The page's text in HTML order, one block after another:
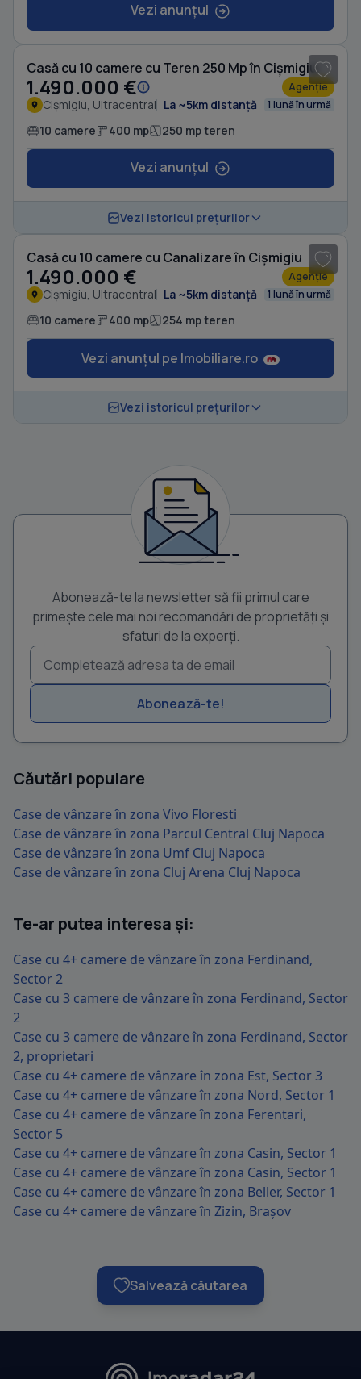
Vezi anunțul
Casă cu 10 camere cu Teren 250 Mp în Cișmigiu
1.490.000 € Agenție
Cișmigiu, Ultracentral La ~5km distanță 1 lună în urmă
10 camere 400 mp 250 mp teren
Vezi anunțul
Vezi istoricul prețurilor
Casă cu 10 camere cu Canalizare în Cișmigiu
1.490.000 € Agenție
Cișmigiu, Ultracentral La ~5km distanță 1 lună în urmă
10 camere 400 mp 254 mp teren
Vezi anunțul pe Imobiliare.ro
Vezi istoricul prețurilor
Abonează-te la newsletter să fii primul care
primește cele mai noi recomandări de proprietăți și
sfaturi de la experți.
Abonează-te!
Căutări populare
Case de vânzare în zona Vivo Floresti
Case de vânzare în zona Parcul Central Cluj Napoca
Case de vânzare în zona Umf Cluj Napoca
Case de vânzare în zona Cluj Arena Cluj Napoca
Te-ar putea interesa și:
Case cu 4+ camere de vânzare în zona Ferdinand,
Sector 2
Case cu 3 camere de vânzare în zona Ferdinand, Sector
2
Case cu 3 camere de vânzare în zona Ferdinand, Sector
2, proprietari
Case cu 4+ camere de vânzare în zona Est, Sector 3
Case cu 4+ camere de vânzare în zona Nord, Sector 1
Case cu 4+ camere de vânzare în zona Ferentari,
Sector 5
Case cu 4+ camere de vânzare în zona Casin, Sector 1
Case cu 4+ camere de vânzare în zona Casin, Sector 1
Case cu 4+ camere de vânzare în zona Beller, Sector 1
Case cu 4+ camere de vânzare în Zizin, Brașov
Salvează căutarea